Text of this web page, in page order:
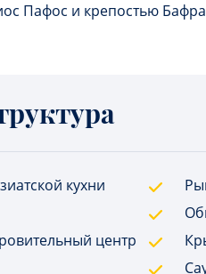
Пафос и крепостью
кухни
центр